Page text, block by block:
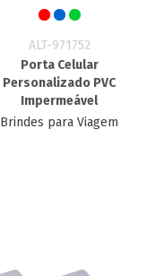
ALT-971752
Porta Celular
Personalizado PVC
Impermeável
Brindes para Viagem